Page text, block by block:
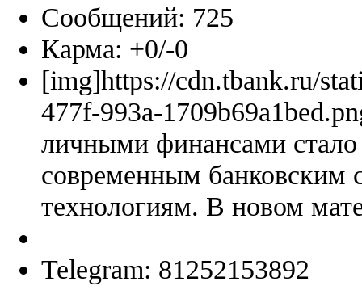
Сообщений: 725
Карма: +0/-0
[img]https://cdn.tbank.ru/
477f-993a-
личными финансами
современным банковским
технологиям. В новом
Telegram: 81252153892